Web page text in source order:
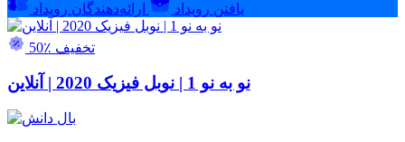
یافتن رویداد ارائه‌دهندگان رویداد
50٪ تخفیف
نو به نو 1 | نوبل فیزیک 2020 | آنلاین